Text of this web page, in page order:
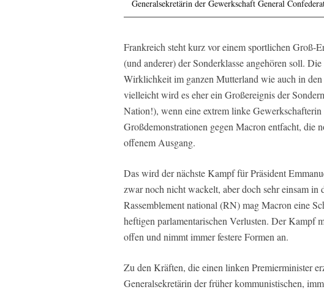
Generalsekretärin der Gewerkschaft General
Frankreich steht kurz vor einem sportlichen Groß-
(und anderer) der Sonderklasse angehören soll.
Wirklichkeit im ganzen Mutterland wie auch in
vielleicht wird es eher ein Großereignis der
Nation!), wenn eine extrem linke
Großdemonstrationen gegen Macron entfacht, die
offenem Ausgang.
Das wird der nächste Kampf für Präsident
zwar noch nicht wackelt, aber doch sehr einsam
Rassemblement national (RN) mag Macron eine
heftigen parlamentarischen Verlusten. Der Kampf
offen und nimmt immer festere Formen an.
Zu den Kräften, die einen linken Premierminister
Generalsekretärin der früher kommunistischen,